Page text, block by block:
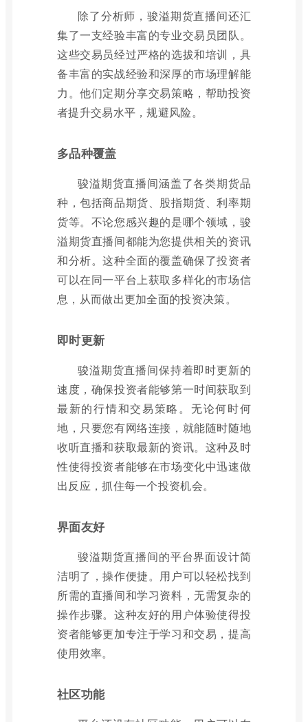
除了分析师，骏溢期货直播间还汇
集了一支经验丰富的专业交易员团队。
这些交易员经过严格的选拔和培训，具
备丰富的实战经验和深厚的市场理解能
力。他们定期分享交易策略，帮助投资
者提升交易水平，规避风险。
多品种覆盖
骏溢期货直播间涵盖了各类期货品
种，包括商品期货、股指期货、利率期
货等。不论您感兴趣的是哪个领域，骏
溢期货直播间都能为您提供相关的资讯
和分析。这种全面的覆盖确保了投资者
可以在同一平台上获取多样化的市场信
息，从而做出更加全面的投资决策。
即时更新
骏溢期货直播间保持着即时更新的
速度，确保投资者能够第一时间获取到
最新的行情和交易策略。无论何时何
地，只要您有网络连接，就能随时随地
收听直播和获取最新的资讯。这种及时
性使得投资者能够在市场变化中迅速做
出反应，抓住每一个投资机会。
界面友好
骏溢期货直播间的平台界面设计简
洁明了，操作便捷。用户可以轻松找到
所需的直播间和学习资料，无需复杂的
操作步骤。这种友好的用户体验使得投
资者能够更加专注于学习和交易，提高
使用效率。
社区功能